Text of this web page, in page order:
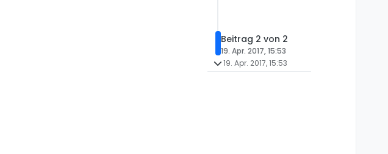
Beitrag 2 von 2
19. Apr. 2017, 15:53
19. Apr. 2017, 15:53